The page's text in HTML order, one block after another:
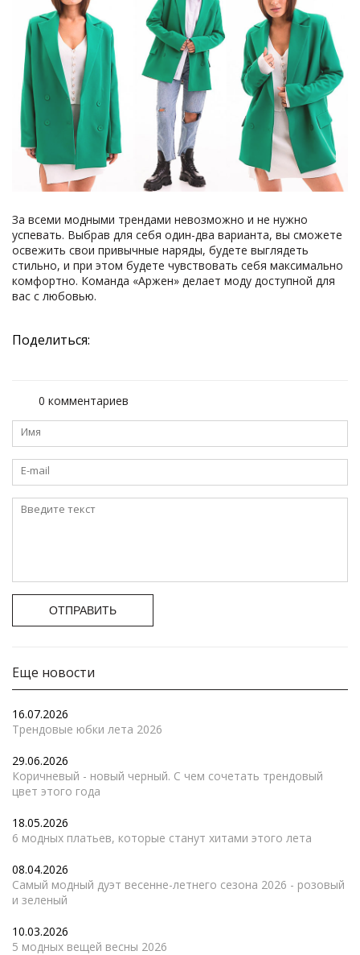
За всеми модными трендами невозможно и не нужно
успевать. Выбрав для себя один-два варианта, вы сможете
освежить свои привычные наряды, будете выглядеть
стильно, и при этом будете чувствовать себя максимально
комфортно. Команда «Аржен» делает моду доступной для
вас с любовью.
Поделиться:
0 комментариев
ОТПРАВИТЬ
Еще новости
16.07.2026
Трендовые юбки лета 2026
29.06.2026
Коричневый - новый черный. С чем сочетать трендовый
цвет этого года
18.05.2026
6 модных платьев, которые станут хитами этого лета
08.04.2026
Самый модный дуэт весенне-летнего сезона 2026 - розовый
и зеленый
10.03.2026
5 модных вещей весны 2026